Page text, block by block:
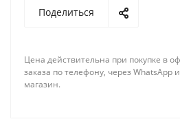
Поделиться
Цена действительна при покупке в
заказа по телефону, через WhatsApp
магазин.